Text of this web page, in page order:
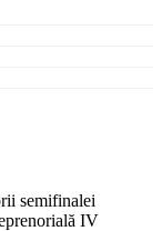
semifinalei
IV